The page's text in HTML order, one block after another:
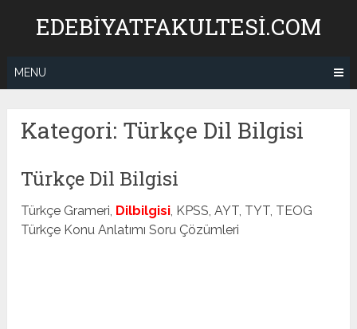
EDEBIYATFAKULTESI.COM
MENU
Kategori: Türkçe Dil Bilgisi
Türkçe Dil Bilgisi
Türkçe Grameri, Dilbilgisi, KPSS, AYT, TYT, TEOG
Türkçe Konu Anlatımı Soru Çözümleri